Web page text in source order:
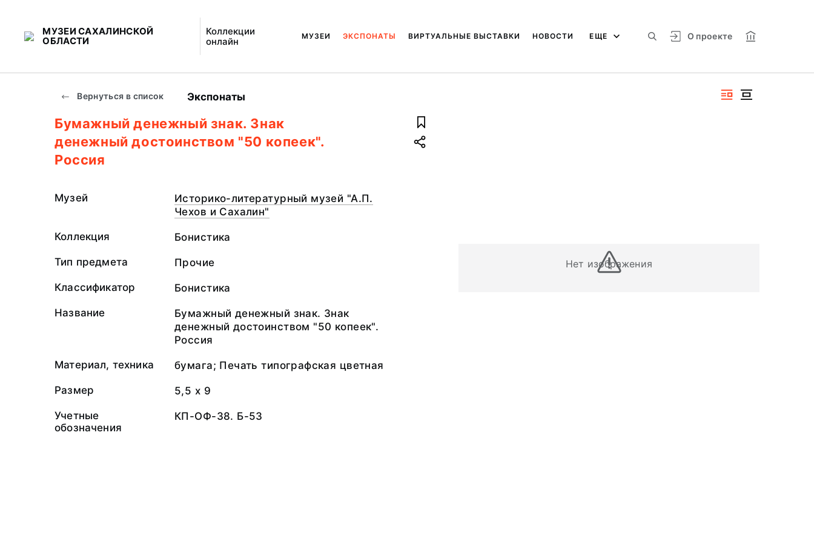
МУЗЕИ САХАЛИНСКОЙ
ОБЛАСТИ
Коллекции
онлайн
О проекте
МУЗЕИ ЭКСПОНАТЫ ВИРТУАЛЬНЫЕ ВЫСТАВКИ НОВОСТИ ЕЩЕ
Вернуться в список Экспонаты
Нет изображения
Бумажный денежный знак. Знак
денежный достоинством "50 копеек".
Россия
Музей
Историко-литературный музей "А.П.
Чехов и Сахалин"
Коллекция Бонистика
Тип предмета Прочие
Классификатор Бонистика
Название
Бумажный денежный знак. Знак
денежный достоинством "50 копеек".
Россия
Материал, техника бумага; Печать типографская цветная
Размер 5,5 х 9
Учетные
обозначения
КП-ОФ-38. Б-53